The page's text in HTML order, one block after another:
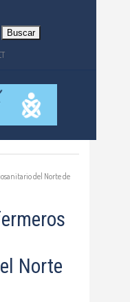
del Norte de
Norte